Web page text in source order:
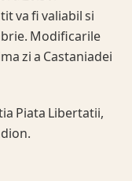
va fi valiabil si
Modificarile
zi a Castaniadei
Piata Libertatii,